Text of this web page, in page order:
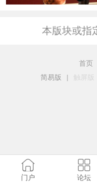
本版块或指
首页
简易版
| 触屏版
门户 论坛